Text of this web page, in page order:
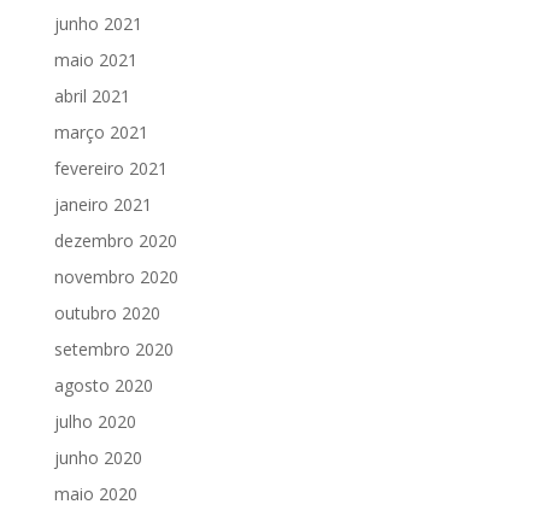
junho 2021
maio 2021
abril 2021
março 2021
fevereiro 2021
janeiro 2021
dezembro 2020
novembro 2020
outubro 2020
setembro 2020
agosto 2020
julho 2020
junho 2020
maio 2020